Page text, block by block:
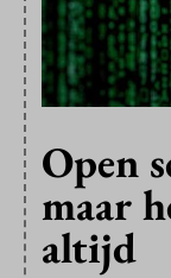
Open
maar
altijd